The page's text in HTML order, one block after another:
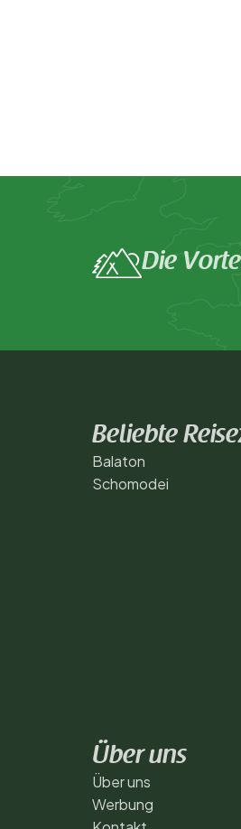
Die
Beliebte
Balaton
Schomodei
Über uns
Über uns
Werbung